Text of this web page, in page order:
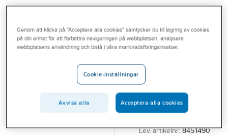
Outlet
Branscher ENSTO
HE200
MONTERAD REGEL
4514-01 HE200
Lev. artikelnr: 8451490
Genom att klicka på "Acceptera alla cookies" samtycker du till lagring av cookies
på din enhet för att förbättra navigeringen på webbplatsen, analysera
webbplatsens användning och bistå i våra marknadsföringsinsatser.
Cookie-inställningar
Avvisa alla Acceptera alla cookies